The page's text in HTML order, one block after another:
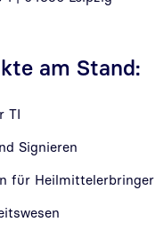
am Stand:
TI
Signieren
für Heilmittelerbringer